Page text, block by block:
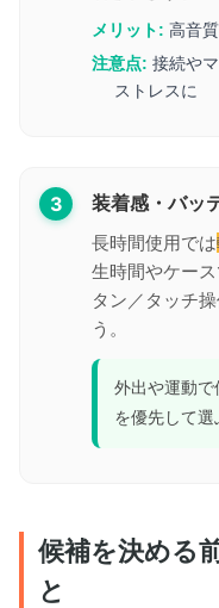
メリット: 高音
注意点: 接続や
ストレスに
3
装着感・バッ
長時間使用では
生時間やケー
タン／タッチ
う。
外出や運動で
を優先して選
候補を決める
と